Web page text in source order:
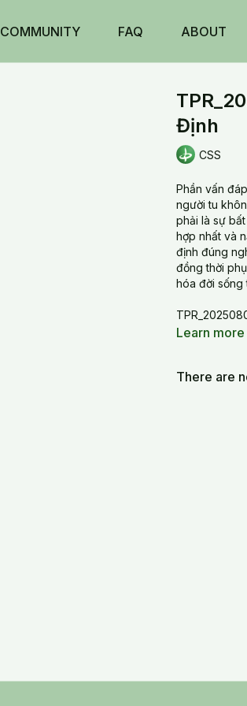
COMMUNITY FAQ ABOUT
Định
CSS
Phần vấn
người tu
phải là sự
hợp nhất và
định đúng
đồng thời
hóa đời sống
Learn more
There are